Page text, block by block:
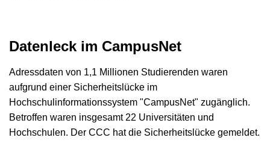
Datenleck im CampusNet
Adressdaten von 1,1 Millionen Studierenden waren
aufgrund einer Sicherheitslücke im
Hochschulinformationssystem "CampusNet" zugänglich.
Betroffen waren insgesamt 22 Universitäten und
Hochschulen. Der CCC hat die Sicherheitslücke gemeldet.